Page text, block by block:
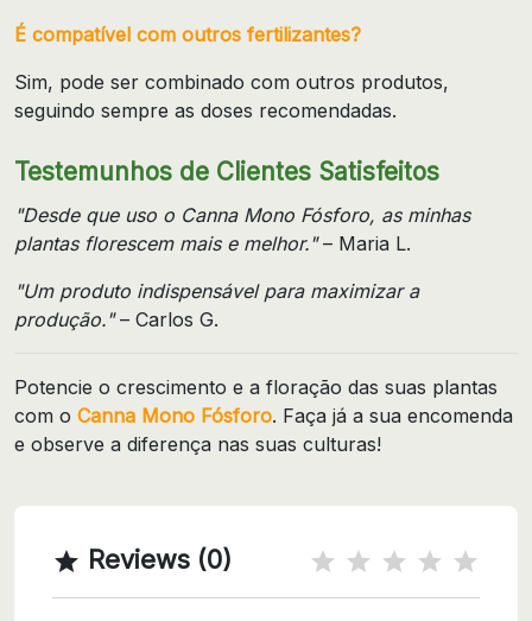
É compatível com outros fertilizantes?
Sim, pode ser combinado com outros produtos,
seguindo sempre as doses recomendadas.
Testemunhos de Clientes Satisfeitos
"Desde que uso o Canna Mono Fósforo, as minhas
plantas florescem mais e melhor."– Maria L.
"Um produto indispensável para maximizar a
produção."– Carlos G.
Potencie o crescimento e a floração das suas plantas
com o Canna Mono Fósforo. Faça já a sua encomenda
e observe a diferença nas suas culturas!
 Reviews (0)